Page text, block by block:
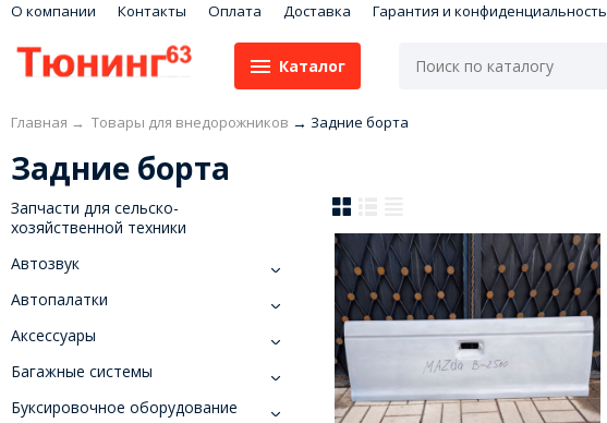
О компании Контакты Оплата Доставка Гарантия и конфиденциальность
Каталог
Главная → Товары для внедорожников → Задние борта
Задние борта
Запчасти для сельско-
хозяйственной техники
Автозвук
Автопалатки
Аксессуары
Багажные системы
Буксировочное оборудование